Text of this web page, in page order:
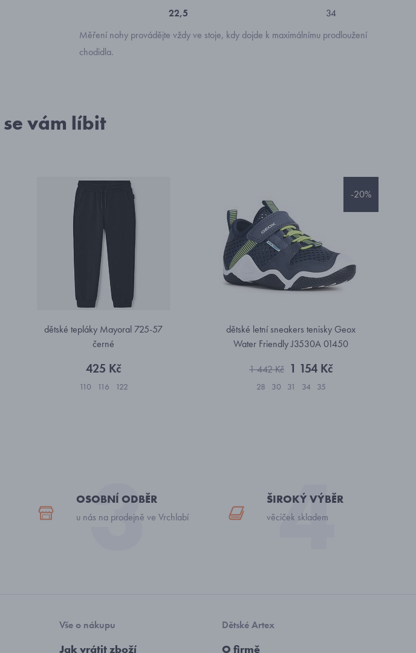
22,5
34
Měření nohy provádějte vždy ve stoje, kdy dojde k maximálnímu prodloužení
chodidla.
vám líbit
dětské tepláky Mayoral 725-57
černé
425 Kč
110 116 122
-20%
dětské letní sneakers tenisky Geox
Water Friendly J3530A 01450
1 442 Kč 1 154 Kč
28 30 31 34 35
OSOBNÍ ODBĚR
u nás na prodejně ve Vrchlabí
ŠIROKÝ VÝBĚR
věciček skladem
Vše o nákupu
Jak vrátit zboží
Dětské Artex
O firmě